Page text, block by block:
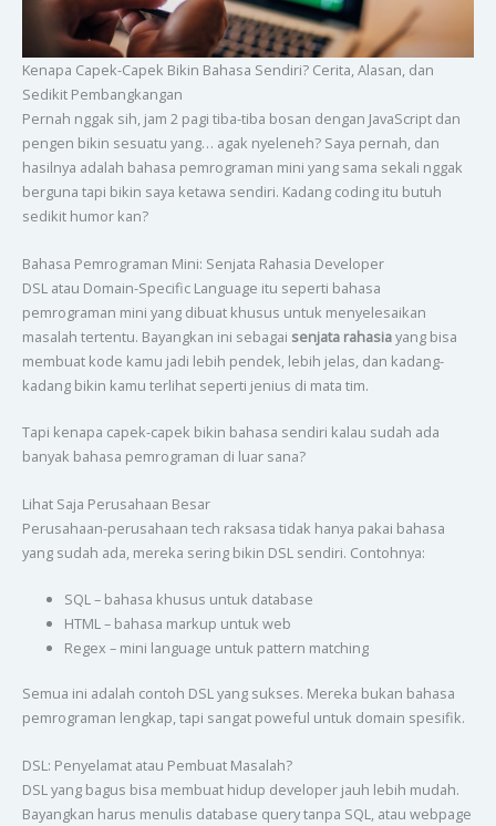
Kenapa Capek-Capek Bikin Bahasa Sendiri? Cerita, Alasan, dan
Sedikit Pembangkangan
Pernah nggak sih, jam 2 pagi tiba-tiba bosan dengan JavaScript dan
pengen bikin sesuatu yang… agak nyeleneh? Saya pernah, dan
hasilnya adalah bahasa pemrograman mini yang sama sekali nggak
berguna tapi bikin saya ketawa sendiri. Kadang coding itu butuh
sedikit humor kan?
Bahasa Pemrograman Mini: Senjata Rahasia Developer
DSL atau Domain-Specific Language itu seperti bahasa
pemrograman mini yang dibuat khusus untuk menyelesaikan
masalah tertentu. Bayangkan ini sebagai senjata rahasiayang bisa
membuat kode kamu jadi lebih pendek, lebih jelas, dan kadang-
kadang bikin kamu terlihat seperti jenius di mata tim.
Tapi kenapa capek-capek bikin bahasa sendiri kalau sudah ada
banyak bahasa pemrograman di luar sana?
Lihat Saja Perusahaan Besar
Perusahaan-perusahaan tech raksasa tidak hanya pakai bahasa
yang sudah ada, mereka sering bikin DSL sendiri. Contohnya:
SQL – bahasa khusus untuk database
HTML – bahasa markup untuk web
Regex – mini language untuk pattern matching
Semua ini adalah contoh DSL yang sukses. Mereka bukan bahasa
pemrograman lengkap, tapi sangat poweful untuk domain spesifik.
DSL: Penyelamat atau Pembuat Masalah?
DSL yang bagus bisa membuat hidup developer jauh lebih mudah.
Bayangkan harus menulis database query tanpa SQL, atau webpage